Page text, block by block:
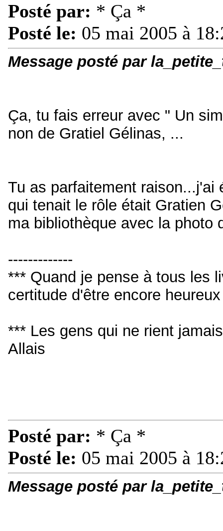
Posté par: * Ça *
Posté le: 05 mai 2005 à
Message posté par
Ça, tu fais erreur avec " Un
non de Gratiel Gélinas, ...
Tu as parfaitement
qui tenait le rôle était Gratien
ma bibliothèque avec la
-------------
*** Quand je pense à tous les
certitude d'être encore
*** Les gens qui ne rient
Allais
Posté par: * Ça *
Posté le: 05 mai 2005 à
Message posté par